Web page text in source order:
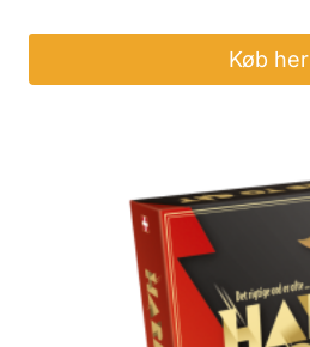
Køb her